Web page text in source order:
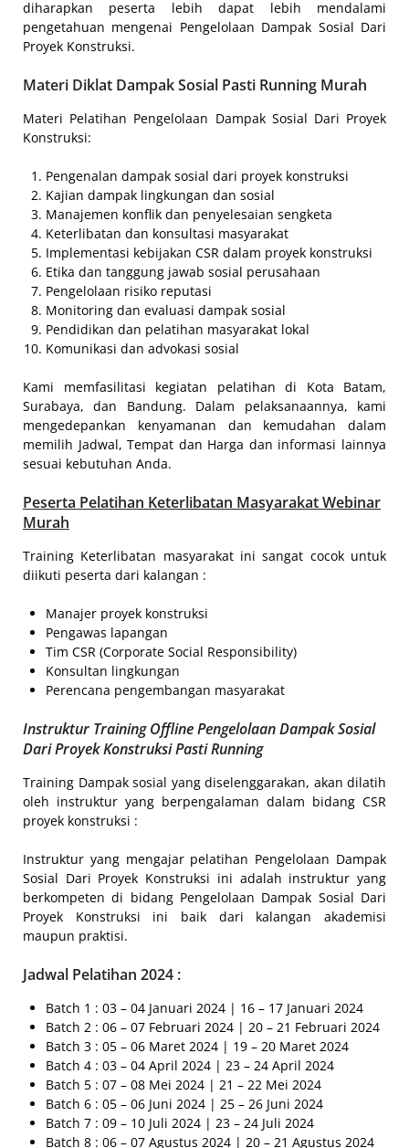
diharapkan peserta lebih dapat lebih mendalami
pengetahuan mengenai Pengelolaan Dampak Sosial Dari
Proyek Konstruksi.
Materi Diklat Dampak Sosial Pasti Running Murah
Materi Pelatihan Pengelolaan Dampak Sosial Dari Proyek
Konstruksi:
Pengenalan dampak sosial dari proyek konstruksi
Kajian dampak lingkungan dan sosial
Manajemen konflik dan penyelesaian sengketa
Keterlibatan dan konsultasi masyarakat
Implementasi kebijakan CSR dalam proyek konstruksi
Etika dan tanggung jawab sosial perusahaan
Pengelolaan risiko reputasi
Monitoring dan evaluasi dampak sosial
Pendidikan dan pelatihan masyarakat lokal
Komunikasi dan advokasi sosial
Kami memfasilitasi kegiatan pelatihan di Kota Batam,
Surabaya, dan Bandung. Dalam pelaksanaannya, kami
mengedepankan kenyamanan dan kemudahan dalam
memilih Jadwal, Tempat dan Harga dan informasi lainnya
sesuai kebutuhan Anda.
Peserta Pelatihan Keterlibatan Masyarakat Webinar
Murah
Training Keterlibatan masyarakat ini sangat cocok untuk
diikuti peserta dari kalangan :
Manajer proyek konstruksi
Pengawas lapangan
Tim CSR (Corporate Social Responsibility)
Konsultan lingkungan
Perencana pengembangan masyarakat
Instruktur Training Offline Pengelolaan Dampak Sosial
Dari Proyek Konstruksi Pasti Running
Training Dampak sosial yang diselenggarakan, akan dilatih
oleh instruktur yang berpengalaman dalam bidang CSR
proyek konstruksi :
Instruktur yang mengajar pelatihan Pengelolaan Dampak
Sosial Dari Proyek Konstruksi ini adalah instruktur yang
berkompeten di bidang Pengelolaan Dampak Sosial Dari
Proyek Konstruksi ini baik dari kalangan akademisi
maupun praktisi.
Jadwal Pelatihan 2024 :
Batch 1 : 03 – 04 Januari 2024 | 16 – 17 Januari 2024
Batch 2 : 06 – 07 Februari 2024 | 20 – 21 Februari 2024
Batch 3 : 05 – 06 Maret 2024 | 19 – 20 Maret 2024
Batch 4 : 03 – 04 April 2024 | 23 – 24 April 2024
Batch 5 : 07 – 08 Mei 2024 | 21 – 22 Mei 2024
Batch 6 : 05 – 06 Juni 2024 | 25 – 26 Juni 2024
Batch 7 : 09 – 10 Juli 2024 | 23 – 24 Juli 2024
Batch 8 : 06 – 07 Agustus 2024 | 20 – 21 Agustus 2024